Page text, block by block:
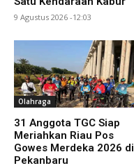
9 Agustus 2026 -12:03
Olahraga
31 Anggota TGC Siap
Meriahkan Riau Pos
Gowes Merdeka 2026 di
Pekanbaru